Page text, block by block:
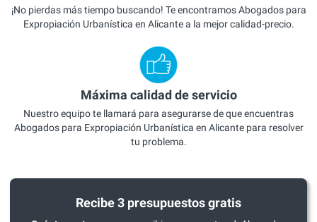
¡No pierdas más tiempo buscando! Te encontramos Abogados para
Expropiación Urbanística en Alicante a la mejor calidad-precio.
Máxima calidad de servicio
Nuestro equipo te llamará para asegurarse de que encuentras
Abogados para Expropiación Urbanística en Alicante para resolver
tu problema.
Recibe 3 presupuestos gratis